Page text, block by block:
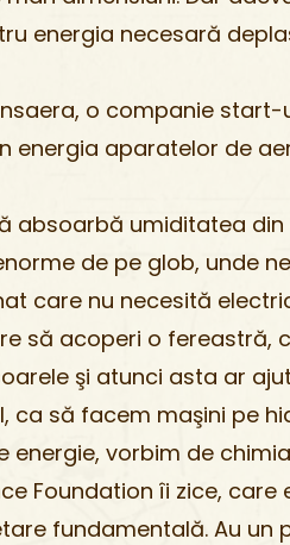
energia necesară
o companie start-up
energia aparatelor de
ab­soarbă umiditatea
de pe glob, unde
care nu necesită
să acoperi o fereastră,
şi atunci asta ar
ca să facem maşini pe
energie, vorbim de
Foundation îi zice,
fundamentală. Au